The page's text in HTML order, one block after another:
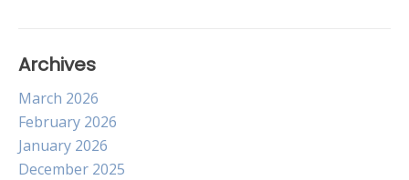
Archives
March 2026
February 2026
January 2026
December 2025